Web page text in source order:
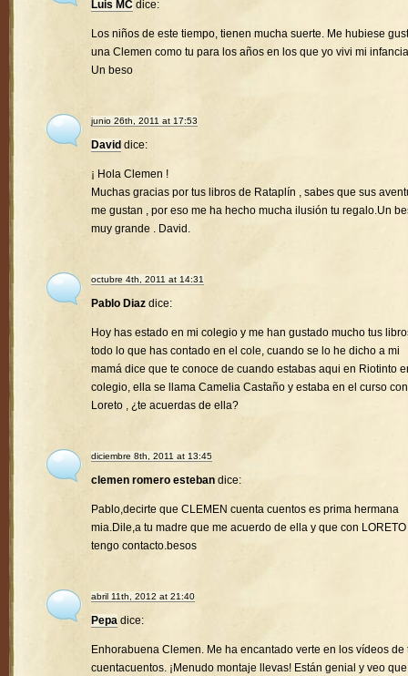
Luis MC dice:
Los niños de este tiempo, tienen mucha suerte. Me hubiese
una Clemen como tu para los años en los que yo vivi mi
Un beso
junio 26th, 2011 at 17:53
David dice:
¡ Hola Clemen !
Muchas gracias por tus libros de Rataplín , sabes que sus
me gustan , por eso me ha hecho mucha ilusión tu regalo.Un
muy grande . David.
octubre 4th, 2011 at 14:31
Pablo Diaz dice:
Hoy has estado en mi colegio y me han gustado mucho tus
todo lo que has contado en el cole, cuando se lo he dicho a mi
mamá dice que te conoce de cuando estabas aqui en Riotinto
colegio, ella se llama Camelia Castaño y estaba en el curso con
Loreto , ¿te acuerdas de ella?
diciembre 8th, 2011 at 13:45
clemen romero esteban dice:
Pablo,decirte que CLEMEN cuenta cuentos es prima hermana
mia.Dile,a tu madre que me acuerdo de ella y que con LORETO
tengo contacto.besos
abril 11th, 2012 at 21:40
Pepa dice:
Enhorabuena Clemen. Me ha encantado verte en los vídeos de
cuentacuentos. ¡Menudo montaje llevas! Están genial y veo que